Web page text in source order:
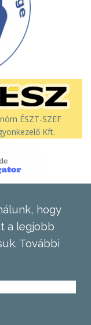
ÉSZT-SZEF
Kft.
hogy
a legjobb
További